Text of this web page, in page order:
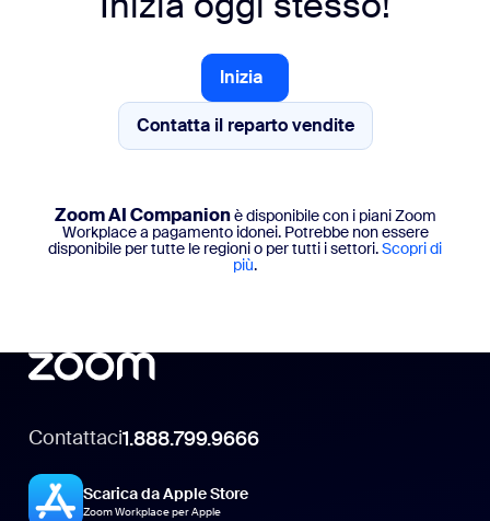
Gestione delle attività basata sull’IA
Crittografia end-to-end
Inizia
Inizia
Contatta il reparto vendite
Contatta il reparto vendite
Zoom AI Companionè disponibile con i piani Zoom
Workplace a pagamento idonei. Potrebbe non essere
disponibile per tutte le regioni o per tutti i settori.Scopri di
più.
Contattaci1.888.799.9666
Scarica da Apple Store
Zoom Workplace per Apple